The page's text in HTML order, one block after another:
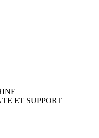
ET SUPPORT